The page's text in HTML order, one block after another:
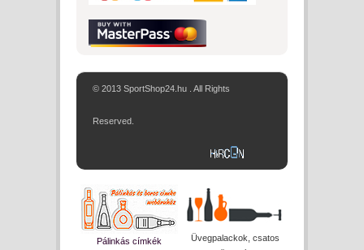
© 2013 SportShop24.hu . All Rights
Reserved.
Pálinkás címkék
Üvegpalackok, csatos